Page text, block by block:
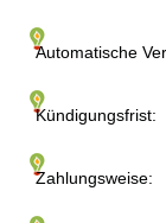
Automatische
Kündigungsfrist:
Zahlungsweise: